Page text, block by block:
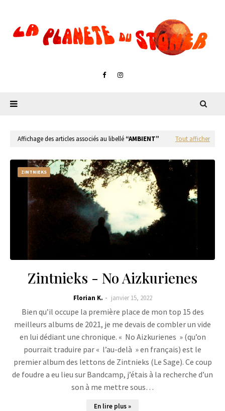
Affichage des articles associés au libellé AMBIENT Tout afficher
ZINTNIEKS
Zintnieks - No Aizkurienes
Florian K. janvier 15, 2022
Bien qu’il occupe la première place de mon top 15 des
meilleurs albums de 2021, je me devais de combler un vide
en lui dédiant une chronique. « No Aizkurienes » (qu’on
pourrait traduire par « l’au-delà » en français) est le
premier album des lettons de Zintnieks (Le Sage). Ce coup
de foudre a eu lieu sur Bandcamp, j’étais à la recherche d’un
son à me mettre sous…
En lire plus »